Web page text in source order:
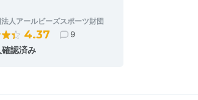
人アールビーズスポーツ財団
4.37 9
認済み